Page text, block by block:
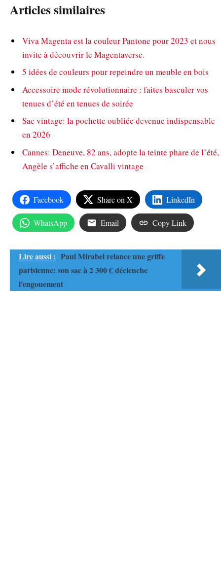
Articles similaires
Viva Magenta est la couleur Pantone pour 2023 et nous
invite à découvrir le Magentaverse.
5 idées de couleurs pour repeindre un meuble en bois
Accessoire mode révolutionnaire : faites basculer vos
tenues d’été en tenues de soirée
Sac vintage: la pochette oubliée devenue indispensable
en 2026
Cannes: Deneuve, 82 ans, adopte la teinte phare de l’été,
Angèle s’affiche en Cavalli vintage
Facebook Share on X LinkedIn
WhatsApp Email Copy Link
Lire aussi : Paul Mirabel relance une griffe
parisienne: son sac à 2 300 € déclenche
l'engouement